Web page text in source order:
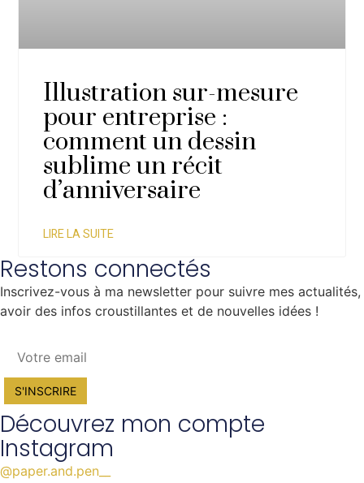
Illustration sur-mesure
pour entreprise :
comment un dessin
sublime un récit
d’anniversaire
LIRE LA SUITE
Restons connectés
Inscrivez-vous à ma newsletter pour suivre mes actualités,
avoir des infos croustillantes et de nouvelles idées !
Découvrez mon compte
Instagram
@paper.and.pen__